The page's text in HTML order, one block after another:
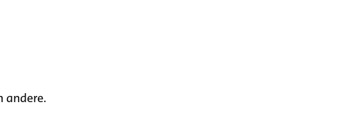
andere.